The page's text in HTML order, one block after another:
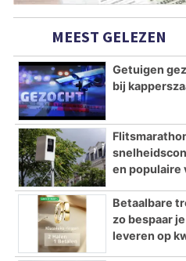
MEEST GELEZEN
Getuigen
bij
en populaire
Betaalbare
zo bespaar
leveren op